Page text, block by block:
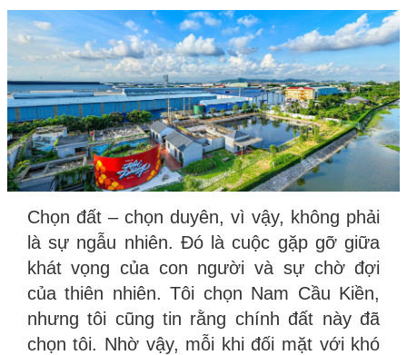
Chọn đất – chọn duyên, vì vậy, không phải
là sự ngẫu nhiên. Đó là cuộc gặp gỡ giữa
khát vọng của con người và sự chờ đợi
của thiên nhiên. Tôi chọn Nam Cầu Kiền,
nhưng tôi cũng tin rằng chính đất này đã
chọn tôi. Nhờ vậy, mỗi khi đối mặt với khó